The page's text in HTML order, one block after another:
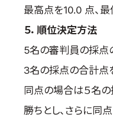
最高点を10.0 点、最
５．順位決定方法
5名の審判員の採点
3名の採点の合計点
同点の場合は５名
勝ちとし、さらに同